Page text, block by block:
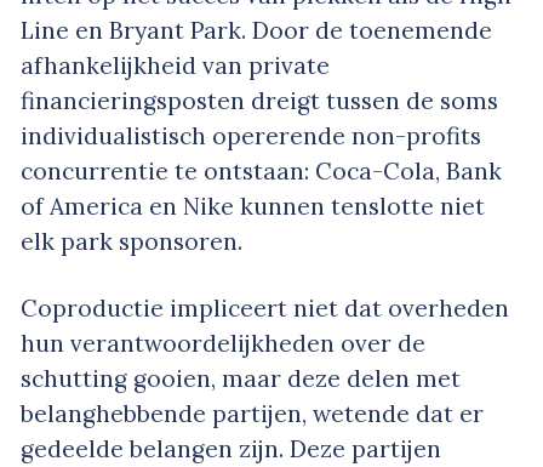
Line en Bryant Park. Door de toenemende
afhankelijkheid van private
financieringsposten dreigt tussen de soms
individualistisch opererende non-profits
concurrentie te ontstaan: Coca-Cola, Bank
of America en Nike kunnen tenslotte niet
elk park sponsoren.
Coproductie impliceert niet dat overheden
hun verantwoordelijkheden over de
schutting gooien, maar deze delen met
belanghebbende partijen, wetende dat er
gedeelde belangen zijn. Deze partijen